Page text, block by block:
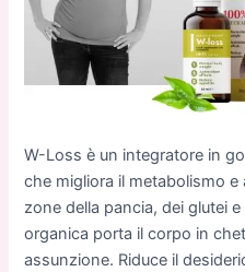
W-Loss è un integratore in
che migliora il metabolismo e
zone della pancia, dei glutei
organica porta il corpo in
assunzione. Riduce il